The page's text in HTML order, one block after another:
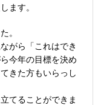
ます。
。
がら「これはでき
今年の目標を決め
きた方もいらっし
てることができま